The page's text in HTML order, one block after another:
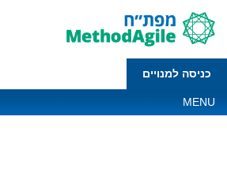
כניסה למנויים
MENU